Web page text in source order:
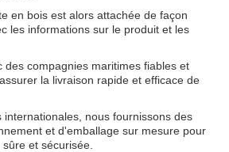
en bois est alors attachée de façon
les informations sur le produit et les
des compagnies maritimes fiables et
la livraison rapide et efficace de
internationales, nous fournissons des
et d'emballage sur mesure pour
et sécurisée.